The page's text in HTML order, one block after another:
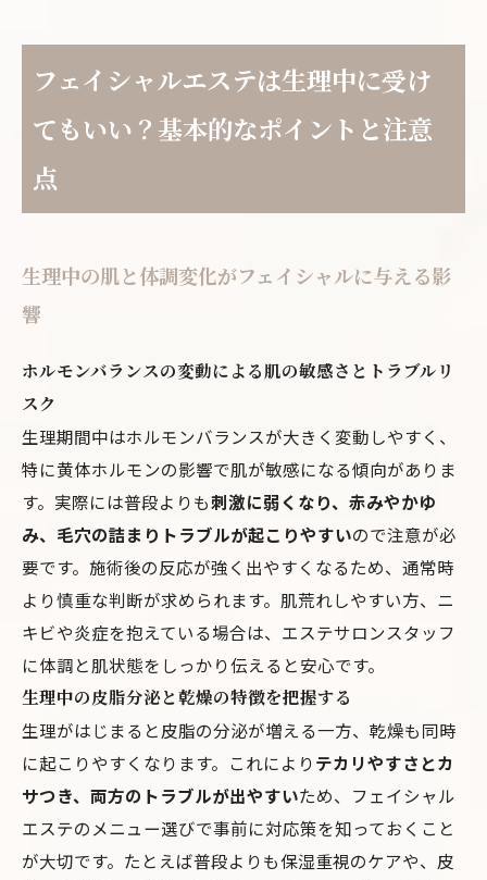
フェイシャルエステは生理中に受け
てもいい？基本的なポイントと注意
点
生理中の肌と体調変化がフェイシャルに与える影
響
ホルモンバランスの変動による肌の敏感さとトラブルリ
スク
生理期間中はホルモンバランスが大きく変動しやすく、
特に黄体ホルモンの影響で肌が敏感になる傾向がありま
す。実際には普段よりも刺激に弱くなり、赤みやかゆ
み、毛穴の詰まりトラブルが起こりやすいので注意が必
要です。施術後の反応が強く出やすくなるため、通常時
より慎重な判断が求められます。肌荒れしやすい方、ニ
キビや炎症を抱えている場合は、エステサロンスタッフ
に体調と肌状態をしっかり伝えると安心です。
生理中の皮脂分泌と乾燥の特徴を把握する
生理がはじまると皮脂の分泌が増える一方、乾燥も同時
に起こりやすくなります。これによりテカリやすさとカ
サつき、両方のトラブルが出やすいため、フェイシャル
エステのメニュー選びで事前に対応策を知っておくこと
が大切です。たとえば普段よりも保湿重視のケアや、皮